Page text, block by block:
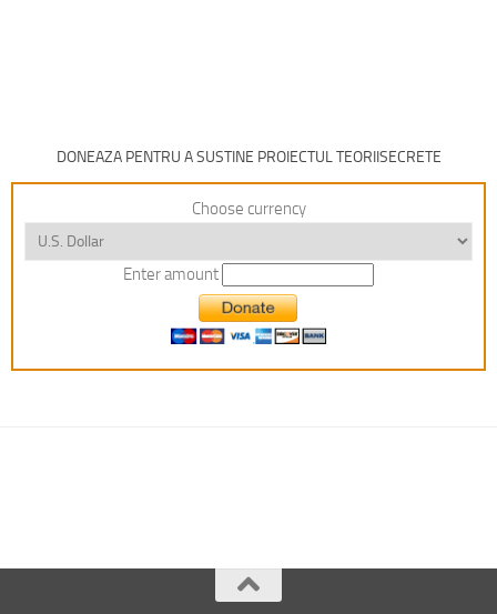
DONEAZA PENTRU A SUSTINE PROIECTUL TEORIISECRETE
Choose currency
Enter amount